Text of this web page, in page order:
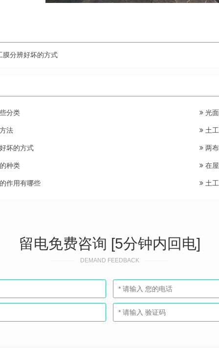
膜分辨好坏的方式
分类 光面
法 土工
坏的方式 两布
种类 在屋
作用有哪些 土工
留电免费咨询 [5分钟内回电]
DEMAND FEEDBACK